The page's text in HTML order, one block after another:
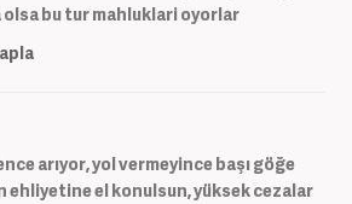
bu tur mahluklari oyorlar
arıyor, yol vermeyince başı göğe
el konulsun, yüksek cezalar